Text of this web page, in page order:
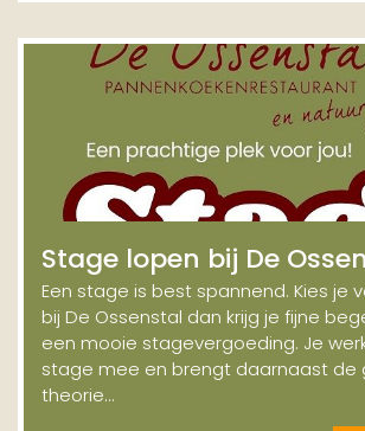
Stage lopen bij De
Een stage is best spannend. Kies je
bij De Ossenstal dan krijg je fijne
een mooie stagevergoeding. Je
stage mee en brengt daarnaast de
theorie...